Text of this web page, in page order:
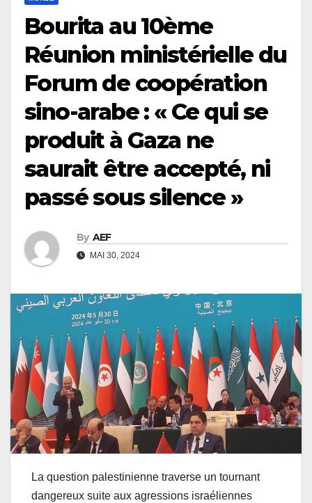
Bourita au 10ème
Réunion ministérielle du
Forum de coopération
sino-arabe : « Ce qui se
produit à Gaza ne
saurait être accepté, ni
passé sous silence »
By AEF
MAI 30, 2024
La question palestinienne traverse un tournant
dangereux suite aux agressions israéliennes